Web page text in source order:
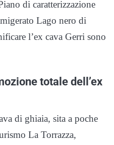
di caratterizzazione
Lago nero di
l’ex cava Gerri sono
totale dell’ex
di ghiaia, sita a poche
La Torrazza,